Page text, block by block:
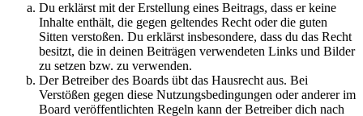
Du erklärst mit der Erstellung eines Beitrags, dass er keine
Inhalte enthält, die gegen geltendes Recht oder die guten
Sitten verstoßen. Du erklärst insbesondere, dass du das Recht
besitzt, die in deinen Beiträgen verwendeten Links und Bilder
zu setzen bzw. zu verwenden.
Der Betreiber des Boards übt das Hausrecht aus. Bei
Verstößen gegen diese Nutzungsbedingungen oder anderer im
Board veröffentlichten Regeln kann der Betreiber dich nach